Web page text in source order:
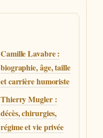
Camille Lavabre :
biographie, âge, taille
et carrière humoriste
Thierry Mugler :
décès, chirurgies,
régime et vie privée